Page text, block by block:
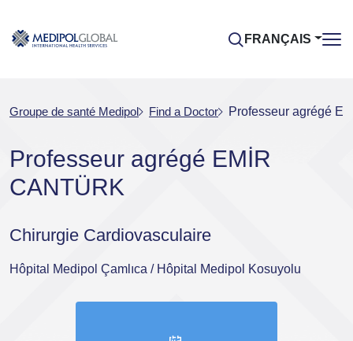
FRANÇAIS
Groupe de santé Medipol Find a Doctor Professeur agrégé
Professeur agrégé EMİR
CANTÜRK
Chirurgie Cardiovasculaire
Hôpital Medipol Çamlıca / Hôpital Medipol Kosuyolu